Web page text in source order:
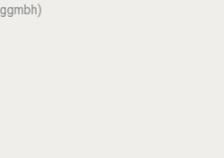
und Gartenlandschaft. Am